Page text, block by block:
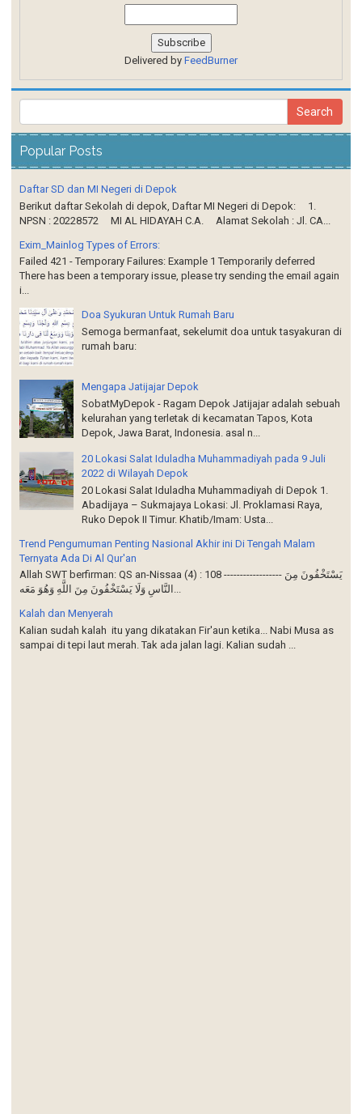
Delivered by FeedBurner
Popular Posts
Daftar SD dan MI Negeri di Depok
Berikut daftar Sekolah di depok, Daftar MI Negeri di Depok: 1.
NPSN : 20228572 MI AL HIDAYAH C.A. Alamat Sekolah : Jl. CA...
Exim_Mainlog​ Types of Errors:
Failed 421 - Temporary Failures: Example 1 Temporarily deferred
There has been a temporary issue, please try sending the email again
i...
Doa Syukuran Untuk Rumah Baru
Semoga bermanfaat, sekelumit doa untuk tasyakuran di
rumah baru:
Mengapa Jatijajar Depok
SobatMyDepok - Ragam Depok Jatijajar adalah sebuah
kelurahan yang terletak di kecamatan Tapos, Kota
Depok, Jawa Barat, Indonesia. asal n...
20 Lokasi Salat Iduladha Muhammadiyah pada 9 Juli
2022 di Wilayah Depok
20 Lokasi Salat Iduladha Muhammadiyah di Depok 1.
Abadijaya – Sukmajaya Lokasi: Jl. Proklamasi Raya,
Ruko Depok II Timur. Khatib/Imam: Usta...
Trend Pengumuman Penting Nasional Akhir ini Di Tengah Malam
Ternyata Ada Di Al Qur'an
Allah SWT berfirman: QS an-Nissaa (4) : 108 ------------------ يَسْتَخْفُونَ مِنَ
النَّاسِ وَلَا يَسْتَخْفُونَ مِنَ اللَّهِ وَهُوَ مَعَه...
Kalah dan Menyerah
Kalian sudah kalah itu yang dikatakan Fir'aun ketika... Nabi Musa as
sampai di tepi laut merah. Tak ada jalan lagi. Kalian sudah ...